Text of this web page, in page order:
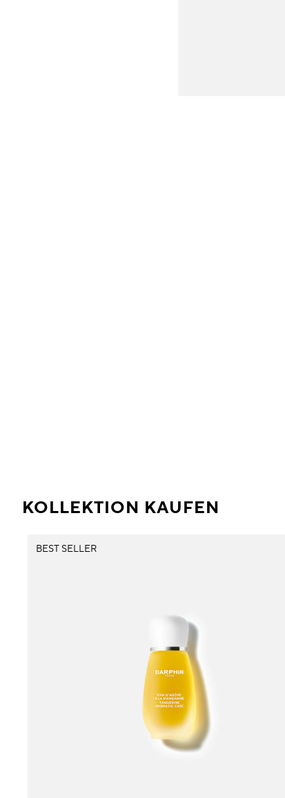
KOLLEKTION KAUFEN
BEST SELLER